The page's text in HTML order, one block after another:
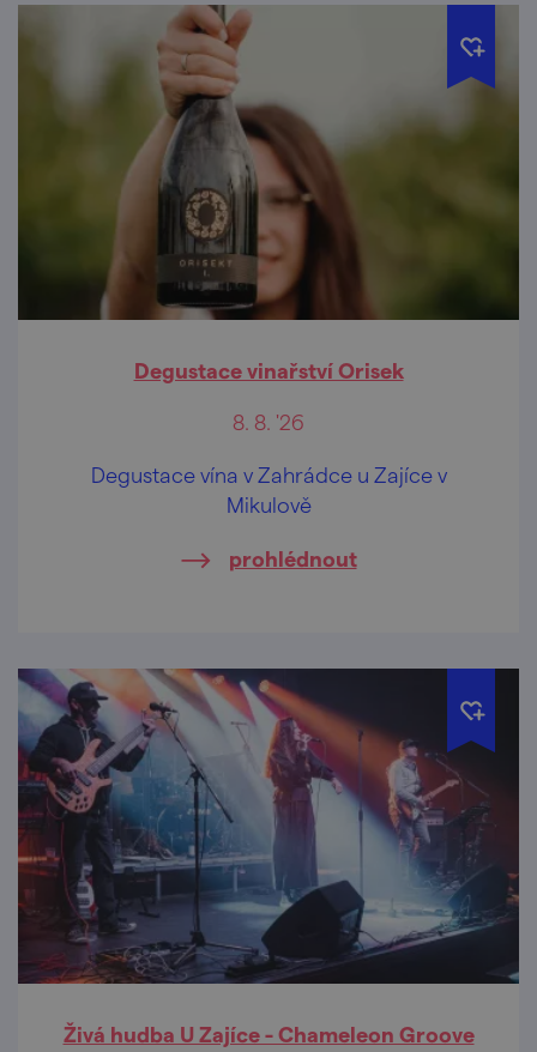
Degustace vinařství Orisek
8. 8. '26
Degustace vína v Zahrádce u Zajíce v
Mikulově
prohlédnout
Živá hudba U Zajíce - Chameleon Groove